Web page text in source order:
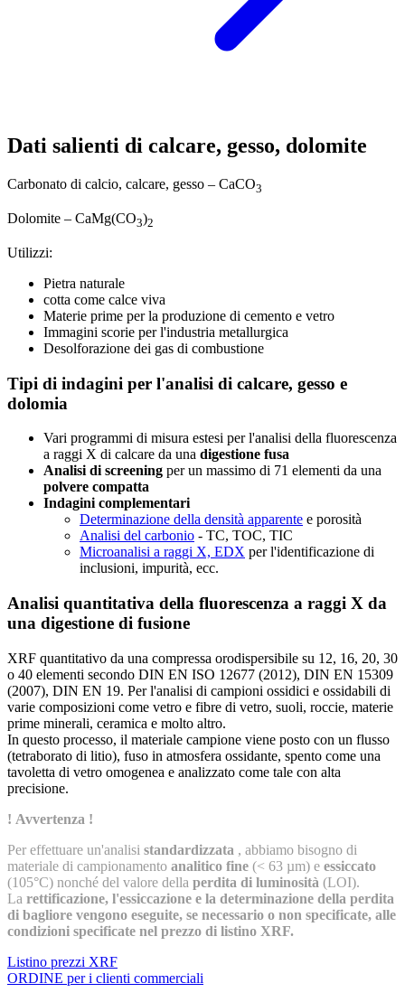
Dati salienti di calcare, gesso, dolomite
Carbonato di calcio, calcare, gesso – CaCO3
Dolomite – CaMg(CO3)2
Utilizzi:
Pietra naturale
cotta come calce viva
Materie prime per la produzione di cemento e vetro
Immagini scorie per l'industria metallurgica
Desolforazione dei gas di combustione
Tipi di indagini per l'analisi di calcare, gesso e
dolomia
Vari programmi di misura estesi per l'analisi della fluorescenza
a raggi X di calcare da una digestione fusa
Analisi di screening per un massimo di 71 elementi da una
polvere compatta
Indagini complementari
Determinazione della densità apparente e porosità
Analisi del carbonio - TC, TOC, TIC
Microanalisi a raggi X, EDX per l'identificazione di
inclusioni, impurità, ecc.
Analisi quantitativa della fluorescenza a raggi X da
una digestione di fusione
XRF quantitativo da una compressa orodispersibile su 12, 16, 20, 30
o 40 elementi secondo DIN EN ISO 12677 (2012), DIN EN 15309
(2007), DIN EN 19. Per l'analisi di campioni ossidici e ossidabili di
varie composizioni come vetro e fibre di vetro, suoli, roccie, materie
prime minerali, ceramica e molto altro.
In questo processo, il materiale campione viene posto con un flusso
(tetraborato di litio), fuso in atmosfera ossidante, spento come una
tavoletta di vetro omogenea e analizzato come tale con alta
precisione.
! Avvertenza !
Per effettuare un'analisi standardizzata , abbiamo bisogno di
materiale di campionamento analitico fine (< 63 µm) e essiccato
(105°C) nonché del valore della perdita di luminosità (LOI).
La rettificazione, l'essiccazione e la determinazione della perdita
di bagliore vengono eseguite, se necessario o non specificate, alle
condizioni specificate nel prezzo di listino XRF.
Listino prezzi XRF
ORDINE per i clienti commerciali